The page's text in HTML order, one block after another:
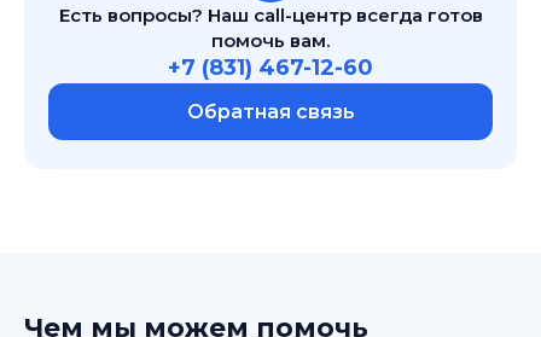
Есть вопросы? Наш call-центр всегда готов
помочь вам.
+7 (831) 467-12-60
Обратная связь
Чем мы можем помочь